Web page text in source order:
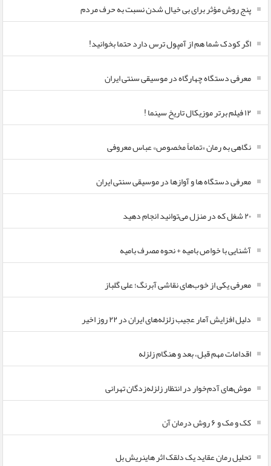
پنج روش مؤثر برای بی خیال شدن نسبت به حرف مردم
اگر کودک شما هم از آمپول ترس دارد حتما بخوانید!
معرفی دستگاه چهارگاه در موسیقی سنتی ایران
۱۲ فیلم برتر موزیکال تاریخ سینما !
نگاهی به رمان «تماماً مخصوص» عباس معروفی
معرفی دستگاه ها و آوازها در موسیقی سنتی ایران
۲۰ شغل که در منزل می‌توانید انجام دهید
آشنایی با خواص بامیه + نحوه مصرف بامیه
معرفی یکی از خوب‌های نقاشی آبرنگ؛ علی گلباز
دلیل افزایش آمار عجیب زلزله‌های ایران در ۲۲ روز اخیر
اقدامات مهم قبل، بعد و هنگام زلزله
موش‌های آدم‌خوار در انتظار زلزله‌زدگان تهرانی
کک و مک و ۶ روش درمان آن
تحلیل رمان عقاید یک دلقک اثر هاینریش بل